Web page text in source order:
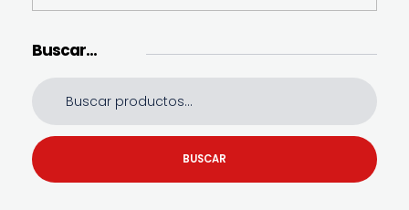
Buscar…
BUSCAR